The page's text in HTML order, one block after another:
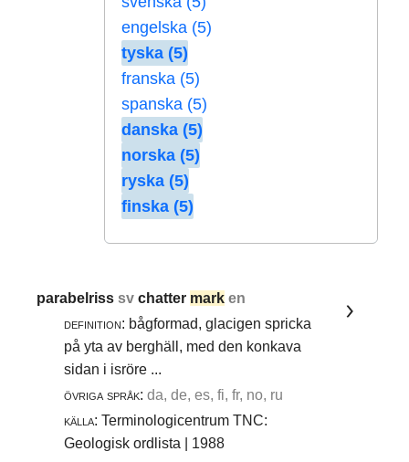
engelska (5)
tyska (5)
franska (5)
spanska (5)
danska (5)
norska (5)
ryska (5)
finska (5)
parabelrisssvchatter mark en
definition: bågformad, glacigen spricka
på yta av berghäll, med den konkava
sidan i isröre ...
övriga språk: da, de, es, fi, fr, no, ru
källa: Terminologicentrum TNC:
Geologisk ordlista | 1988